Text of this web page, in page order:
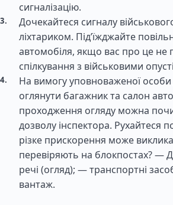
сигналізацію.
Дочекайтеся сигналу
ліхтариком. Під’їжджайте
автомобіля, якщо вас про це не
спілкування з військовими
На вимогу уповноваженої
оглянути багажник та салон
проходження огляду можна
дозволу інспектора. Рухайтеся
різке прискорення може
перевіряють на блокпостах? —
речі (огляд); — транспортні
вантаж.